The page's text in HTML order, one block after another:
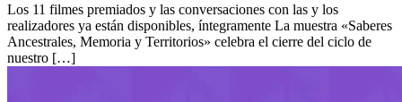
Los 11 filmes premiados y las conversaciones con las y los
realizadores ya están disponibles, íntegramente La muestra «Saberes
Ancestrales, Memoria y Territorios» celebra el cierre del ciclo de
nuestro […]